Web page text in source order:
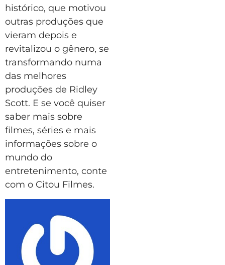
histórico, que motivou
outras produções que
vieram depois e
revitalizou o gênero, se
transformando numa
das melhores
produções de Ridley
Scott. E se você quiser
saber mais sobre
filmes, séries e mais
informações sobre o
mundo do
entretenimento, conte
com o Citou Filmes.